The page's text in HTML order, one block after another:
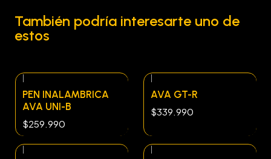
También podría interesarte uno de
estos
PEN INALAMBRICA
AVA UNI-B
$259.990
AVA GT-R
$339.990